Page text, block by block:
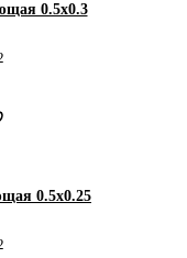
0.5х0.3
0.5х0.25